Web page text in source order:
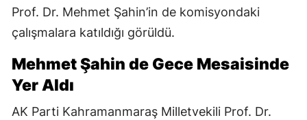
Prof. Dr. Mehmet Şahin’in de komisyondaki
çalışmalara katıldığı görüldü.
Mehmet Şahin de Gece Mesaisinde
Yer Aldı
AK Parti Kahramanmaraş Milletvekili Prof. Dr.